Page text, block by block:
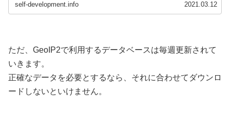
self-development.info 2021.03.12
ただ、GeoIP2で利用するデータベースは毎週更新されて
いきます。
正確なデータを必要とするなら、それに合わせてダウンロ
ードしないといけません。